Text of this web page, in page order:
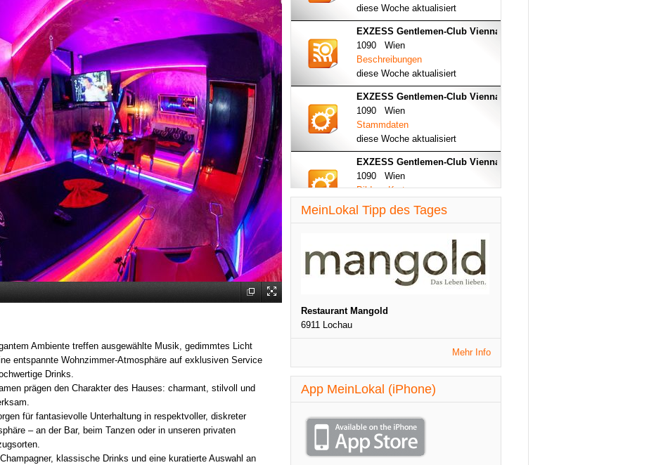
Ambiente treffen ausgewählte Musik, gedimmtes Licht
entspannte Wohnzimmer-Atmosphäre auf exklusiven Service
Drinks.
prägen den Charakter des Hauses: charmant, stilvoll und
für fantasievolle Unterhaltung in respektvoller, diskreter
– an der Bar, beim Tanzen oder in unseren privaten
klassische Drinks und eine kuratierte Auswahl an
diese Woche aktualisiert
EXZESS Gentlemen-Club Vienna
1090 Wien
Beschreibungen
diese Woche aktualisiert
EXZESS Gentlemen-Club Vienna
1090 Wien
Stammdaten
diese Woche aktualisiert
EXZESS Gentlemen-Club Vienna
1090 Wien
Bilder - Karte
diese Woche aktualisiert
Veranstaltungen
diese Woche aktualisiert
MeinLokal Tipp des Tages
Restaurant Mangold
6911 Lochau
Mehr Info
App MeinLokal (iPhone)